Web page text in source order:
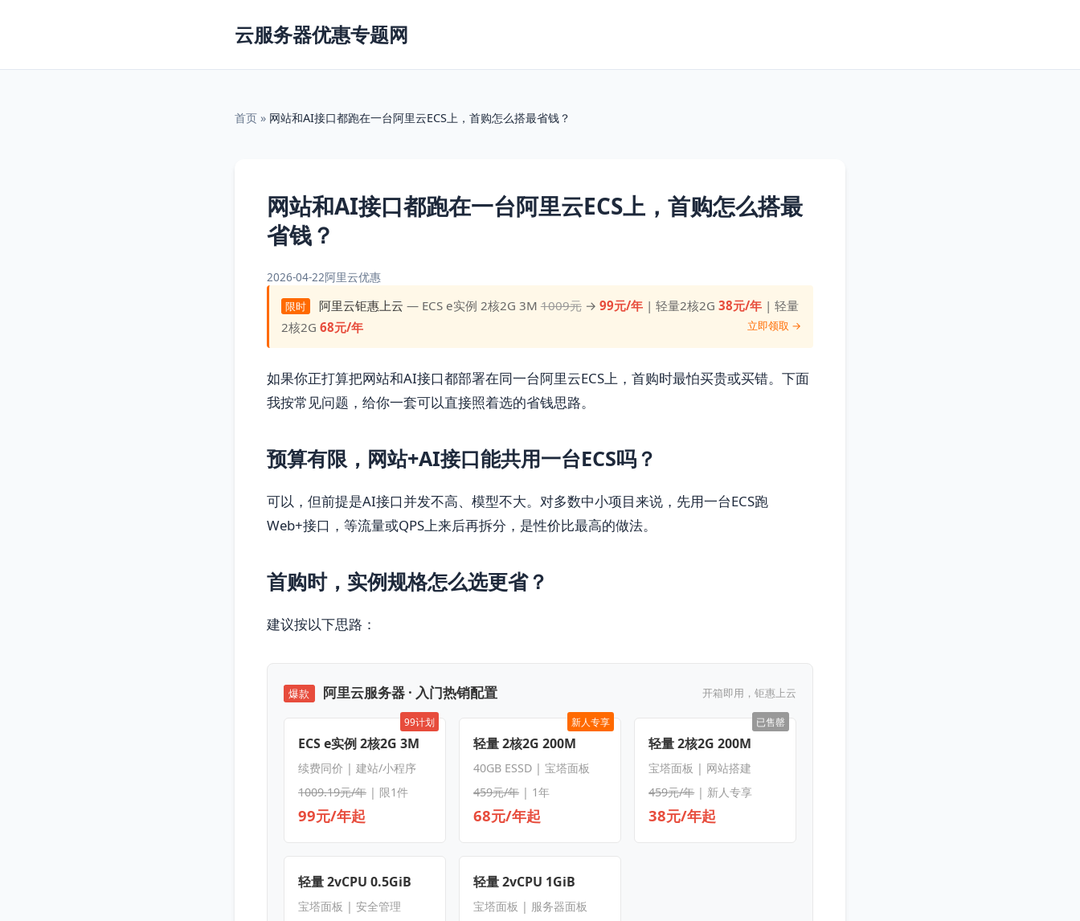
云服务器优惠专题网
首页 » 网站和AI接口都跑在一台阿里云ECS上，首购怎么搭最省钱？
网站和AI接口都跑在一台阿里云ECS上，首购怎么搭最
省钱？
2026-04-22阿里云优惠
限时 阿里云钜惠上云 — ECS e实例 2核2G 3M 1009元→ 99元/年| 轻量2核2G 38元/年| 轻量
2核2G68元/年 立即领取 →
如果你正打算把网站和AI接口都部署在同一台阿里云ECS上，首购时最怕买贵或买错。下面
我按常见问题，给你一套可以直接照着选的省钱思路。
预算有限，网站+AI接口能共用一台ECS吗？
可以，但前提是AI接口并发不高、模型不大。对多数中小项目来说，先用一台ECS跑
Web+接口，等流量或QPS上来后再拆分，是性价比最高的做法。
首购时，实例规格怎么选更省？
建议按以下思路：
爆款 阿里云服务器 · 入门热销配置 开箱即用，钜惠上云
99计划
ECS e实例 2核2G 3M
续费同价 | 建站/小程序
1009.19元/年| 限1件
99元/年起
新人专享
轻量 2核2G 200M
40GB ESSD | 宝塔面板
459元/年 | 1年
68元/年起
已售罄
轻量 2核2G 200M
宝塔面板 | 网站搭建
459元/年| 新人专享
38元/年起
轻量 2vCPU 0.5GiB
宝塔面板 | 安全管理
轻量 2vCPU 1GiB
宝塔面板 | 服务器面板